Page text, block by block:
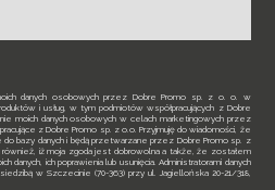
danych osobowych przez Dobre Promo sp. z o. o. w
i usług, w tym podmiotów współpracujących z Dobre
moich danych osobowych w celach marketingowych przez
z Dobre Promo sp. z o.o. Przyjmuję do wiadomości, że
bazy danych i będą przetwarzane przez Dobre Promo sp. z
iż moja zgoda jest dobrowolna a także, że zostałem
danych, ich poprawienia lub usunięcia. Administratorami danych
w Szczecinie (70-363) przy ul. Jagiellońska 20-21/318,